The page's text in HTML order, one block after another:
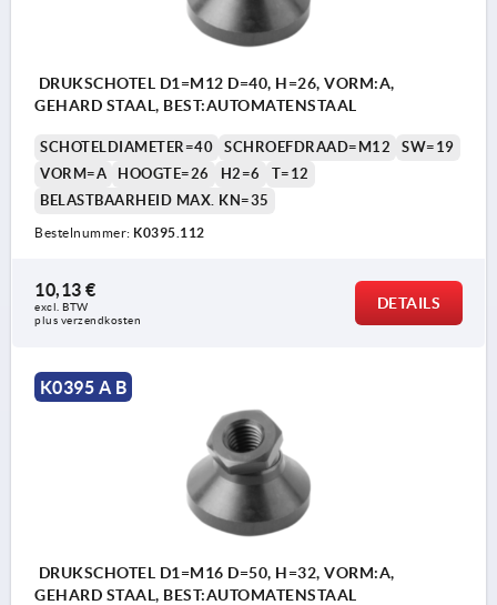
DRUKSCHOTEL D1=M12 D=40, H=26, VORM:A,
GEHARD STAAL, BEST:AUTOMATENSTAAL
SCHOTELDIAMETER=40 SCHROEFDRAAD=M12
SW=19
VORM=A
HOOGTE=26 H2=6
T=12
BELASTBAARHEID MAX. KN=35
Bestelnummer: K0395.112
10,13 €
excl. BTW
plus verzendkosten
DETAILS
K0395 A B
DRUKSCHOTEL D1=M16 D=50, H=32, VORM:A,
GEHARD STAAL, BEST:AUTOMATENSTAAL